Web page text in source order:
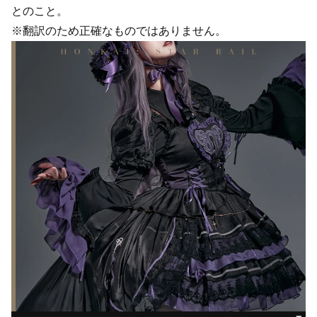
とのこと。
※翻訳のため正確なものではありません。